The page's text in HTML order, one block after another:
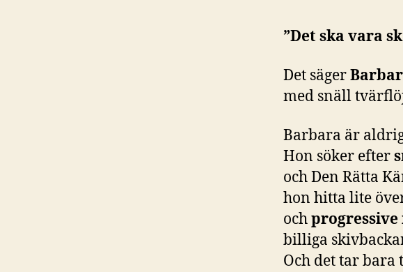
”Det ska vara
Det säger
med snäll
Barbara är
Hon söker efter
och Den Rätta
hon hitta lite
ochprogressive
billiga
Och det tar bara